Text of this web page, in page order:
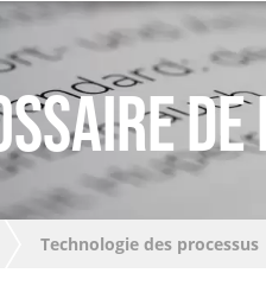
Technologie des processus